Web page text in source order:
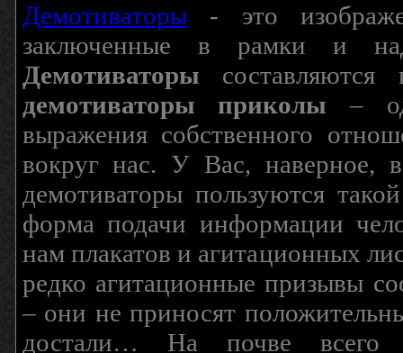
Демотиваторы- это
заключенные в рамки и
Демотиваторы составляются
демотиваторы приколы –
выражения собственного
вокруг нас. У Вас, наверное,
демотиваторы пользуются
форма подачи информации
нам плакатов и агитационных
редко агитационные призывы
– они не приносят
достали… На почве всего